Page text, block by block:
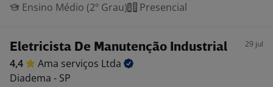
Ensino Médio (2º Grau)
Presencial
Eletricista De Manutenção Industrial 29 jul
4,4 Ama serviços Ltda
Diadema - SP